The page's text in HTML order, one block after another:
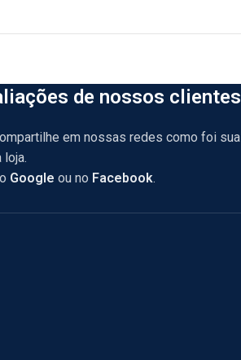
de nossos clientes
em nossas redes como foi sua
Google ou no Facebook.